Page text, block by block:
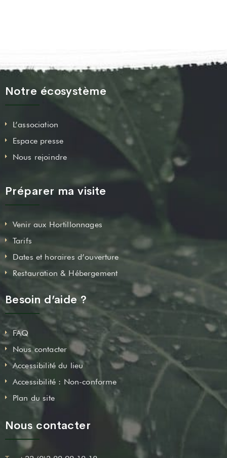
Notre écosystème
L’association
Espace presse
Nous rejoindre
Préparer ma visite
Venir aux Hortillonnages
Tarifs
Dates et horaires d’ouverture
Restauration & Hébergement
Besoin d’aide ?
FAQ
Nous contacter
Accessibilité du lieu
Accessibilité : Non-conforme
Plan du site
Nous contacter